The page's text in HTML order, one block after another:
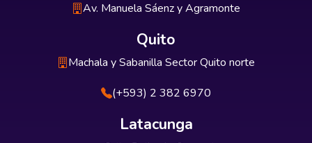
Av. Manuela Sáenz y Agramonte
Quito
Machala y Sabanilla Sector Quito norte
(+593) 2 382 6970
Latacunga